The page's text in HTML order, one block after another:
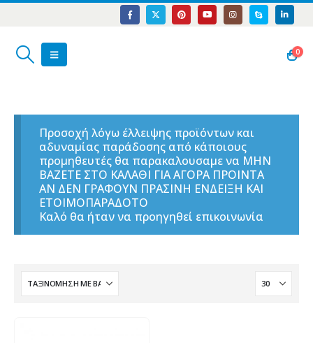
0
Προσοχή λόγω έλλειψης προϊόντων και
αδυναμίας παράδοσης από κάποιους
προμηθευτές θα παρακαλουσαμε να ΜΗΝ
ΒΑΖΕΤΕ ΣΤΟ ΚΑΛΑΘΙ ΓΙΑ ΑΓΟΡΑ ΠΡΟΙΝΤΑ
ΑΝ ΔΕΝ ΓΡΑΦΟΥΝ ΠΡΑΣΙΝΗ ΕΝΔΕΙΞΗ ΚΑΙ
ΕΤΟΙΜΟΠΑΡΑΔΟΤΟ
Καλό θα ήταν να προηγηθεί επικοινωνία